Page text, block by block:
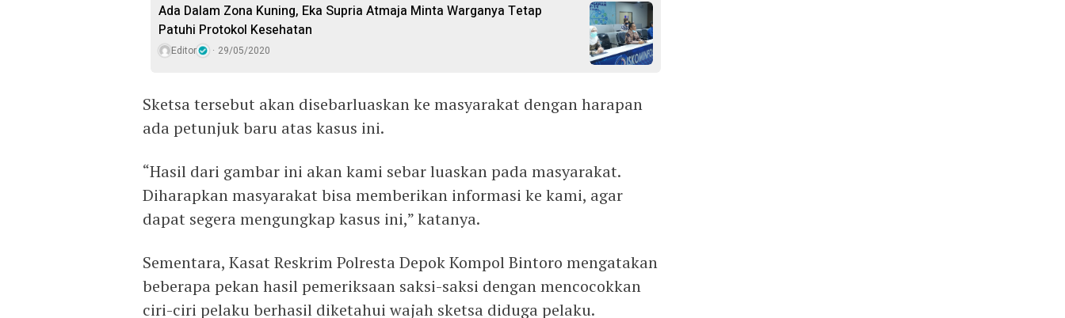
Ada Dalam Zona Kuning, Eka Supria Atmaja Minta Warganya Tetap
Patuhi Protokol Kesehatan
Editor 29/05/2020
Sketsa tersebut akan disebarluaskan ke masyarakat dengan harapan
ada petunjuk baru atas kasus ini.
“Hasil dari gambar ini akan kami sebar luaskan pada masyarakat.
Diharapkan masyarakat bisa memberikan informasi ke kami, agar
dapat segera mengungkap kasus ini,” katanya.
Sementara, Kasat Reskrim Polresta Depok Kompol Bintoro mengatakan
beberapa pekan hasil pemeriksaan saksi-saksi dengan mencocokkan
ciri-ciri pelaku berhasil diketahui wajah sketsa diduga pelaku.